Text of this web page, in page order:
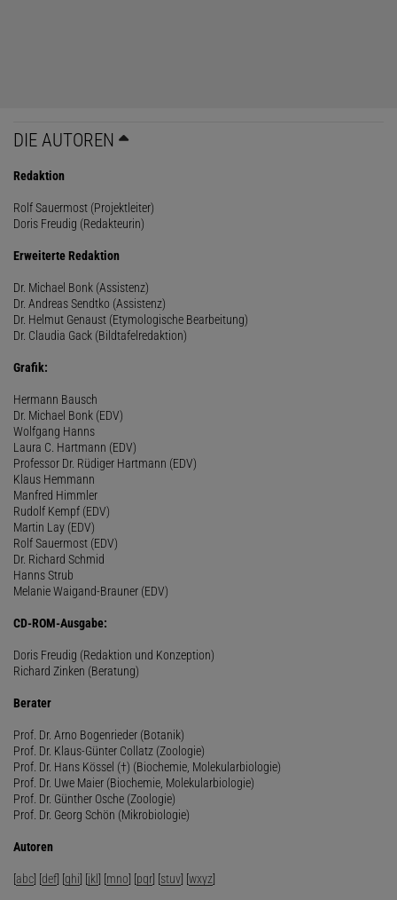
DIE AUTOREN
Redaktion
Rolf Sauermost (Projektleiter)
Doris Freudig (Redakteurin)
Erweiterte Redaktion
Dr. Michael Bonk (Assistenz)
Dr. Andreas Sendtko (Assistenz)
Dr. Helmut Genaust (Etymologische Bearbeitung)
Dr. Claudia Gack (Bildtafelredaktion)
Grafik:
Hermann Bausch
Dr. Michael Bonk (EDV)
Wolfgang Hanns
Laura C. Hartmann (EDV)
Professor Dr. Rüdiger Hartmann (EDV)
Klaus Hemmann
Manfred Himmler
Rudolf Kempf (EDV)
Martin Lay (EDV)
Rolf Sauermost (EDV)
Dr. Richard Schmid
Hanns Strub
Melanie Waigand-Brauner (EDV)
CD-ROM-Ausgabe:
Doris Freudig (Redaktion und Konzeption)
Richard Zinken (Beratung)
Berater
Prof. Dr. Arno Bogenrieder (Botanik)
Prof. Dr. Klaus-Günter Collatz (Zoologie)
Prof. Dr. Hans Kössel (†) (Biochemie, Molekularbiologie)
Prof. Dr. Uwe Maier (Biochemie, Molekularbiologie)
Prof. Dr. Günther Osche (Zoologie)
Prof. Dr. Georg Schön (Mikrobiologie)
Autoren
[abc] [def] [ghi] [jkl] [mno] [pqr] [stuv] [wxyz]